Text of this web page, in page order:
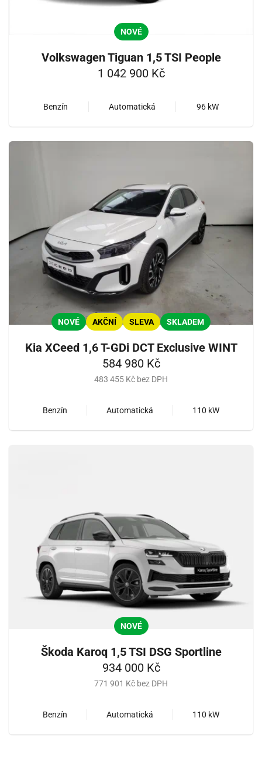
NOVÉ
Volkswagen Tiguan 1,5 TSI People
1 042 900 Kč
Benzín Automatická 96 kW
NOVÉ AKČNÍ SLEVA SKLADEM
Kia XCeed 1,6 T-GDi DCT Exclusive WINT
584 980 Kč
483 455 Kč bez DPH
Benzín Automatická 110 kW
NOVÉ
Škoda Karoq 1,5 TSI DSG Sportline
934 000 Kč
771 901 Kč bez DPH
Benzín Automatická 110 kW